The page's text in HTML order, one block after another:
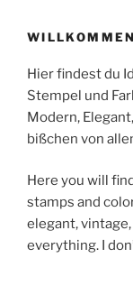
Hier findest du
Stempel und
Modern,
bißchen von
Here you will
stamps and
elegant,
everything. I